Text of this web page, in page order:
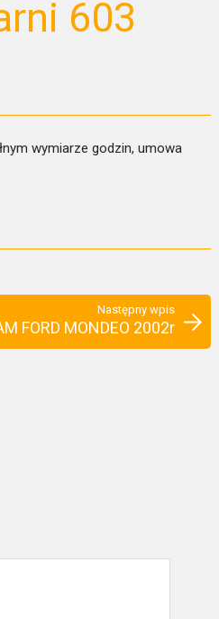
603
wymiarze godzin, umowa
Następny wpis
FORD MONDEO 2002r